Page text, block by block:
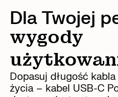
Dla Twojej
wygody
Dopasuj długość
życia – kabel USB-C